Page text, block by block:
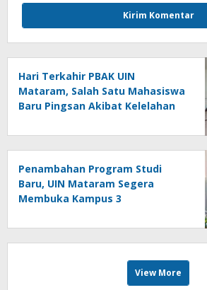
Hari Terkahir PBAK UIN
Mataram, Salah Satu Mahasiswa
Baru Pingsan Akibat Kelelahan
Penambahan Program Studi
Baru, UIN Mataram Segera
Membuka Kampus 3
View More